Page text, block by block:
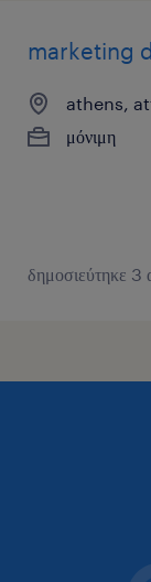
marketing
athens,
μόνιμη
δημοσιεύτηκε